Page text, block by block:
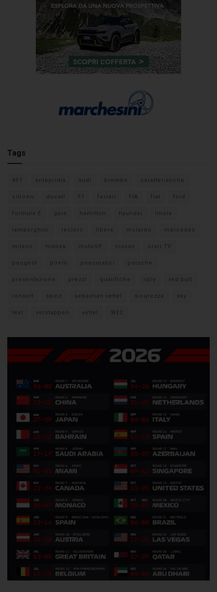
Tags
#F1 anteprima audi brembo caratteristiche
citroen ducati F1 ferrari FIA fiat ford
formula E gara hamilton hyundai imola
lamborghini leclerc libere mclaren mercedes
milano monza motoGP nissan orari TV
peugeot pirelli pneumatici porsche
presentazione prezzi qualifiche rally red bull
renault sainz sebastian vettel sicurezza sky
test verstappen vettel WEC